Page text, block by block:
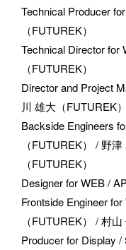
Technical Producer
（FUTUREK）
Technical Director for
（FUTUREK）
Director and Project
川 雄大（FUTUREK）
Backside Engineers
（FUTUREK） / 野
（FUTUREK）
Designer for WEB /
Frontside Engineer
（FUTUREK） / 村山
Producer for Display